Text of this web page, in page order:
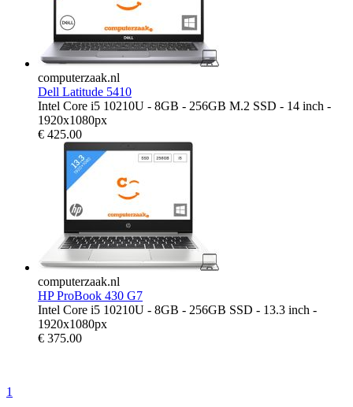
computerzaak.nl
Dell Latitude 5410
Intel Core i5 10210U - 8GB - 256GB M.2 SSD - 14 inch -
1920x1080px
€ 425.00
computerzaak.nl
HP ProBook 430 G7
Intel Core i5 10210U - 8GB - 256GB SSD - 13.3 inch -
1920x1080px
€ 375.00
1